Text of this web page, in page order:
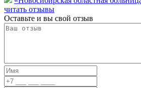
читать отзывы
Оставьте и вы свой отзыв